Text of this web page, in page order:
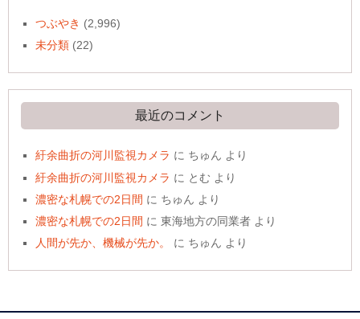
つぶやき (2,996)
未分類 (22)
最近のコメント
紆余曲折の河川監視カメラ に ちゅん より
紆余曲折の河川監視カメラ に とむ より
濃密な札幌での2日間 に ちゅん より
濃密な札幌での2日間 に東海地方の同業者 より
人間が先か、機械が先か。
に ちゅん より